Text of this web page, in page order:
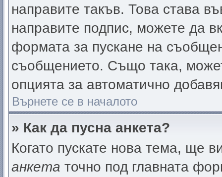
направите такъв. Това става
направите подпис, можете да
формата за пускане на
съобщението. Също така,
опцията за автоматично
Върнете се в началото
» Как да пусна анкета?
Когато пускате нова тема, ще
анкета точно под главната